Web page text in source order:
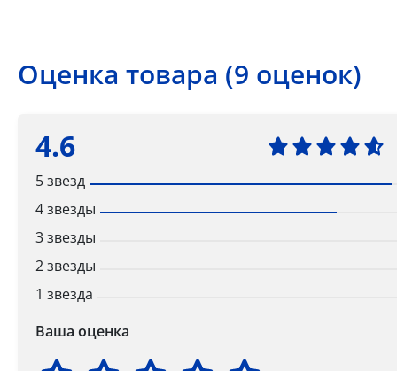
Оценка товара (9 оценок)
4.6
5 звезд
4 звезды
3 звезды
2 звезды
1 звезда
Ваша оценка